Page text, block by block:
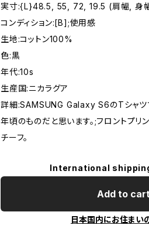
実寸:{L}48.5, 55, 72, 19.5 (肩幅, 身
コンディション:[B];使用感
生地:コットン100%
色:黒
年代:10s
生産国:ニカラグア
詳細:SAMSUNG Galaxy S6のTシャツ
年頃のものだと思います。;フロントプリ
チーフ。
International
Add to
日本国内にお住まい